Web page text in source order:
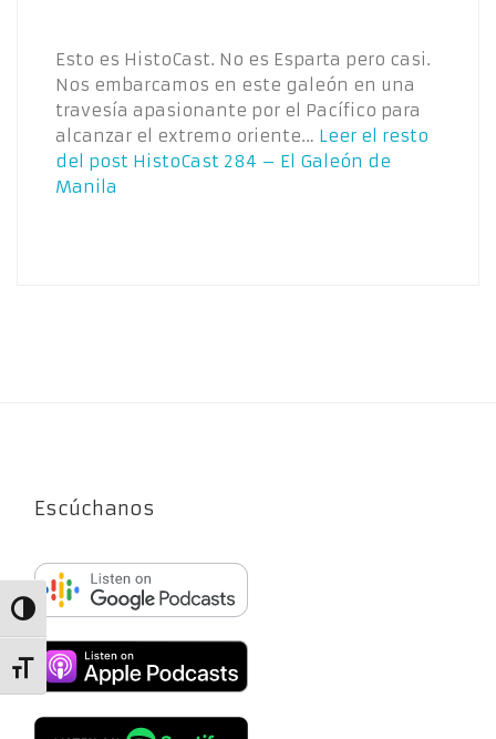
Alternar alto contraste
Alternar tamaño de letra
Esto es HistoCast. No es Esparta pero casi.
Nos embarcamos en este galeón en una
travesía apasionante por el Pacífico para
alcanzar el extremo oriente… Leer el resto
del post HistoCast 284 – El Galeón de
Manila
Escúchanos